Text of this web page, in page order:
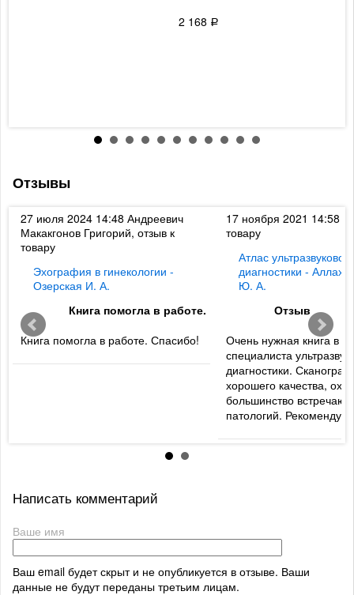
2 168 Р
Отзывы
27 июля 2024 14:48 Андреевич
Макакгонов Григорий, отзыв к
товару
Эхография в гинекологии -
Озерская И. А.
Книга помогла в работе.
Книга помогла в работе. Спасибо!
17 ноября 2021 14:58
товару
Атлас ультразвуковой
диагностики -
Ю. А.
Отзыв
Очень нужная книга в
специалиста
диагностики.
хорошего качества,
большинство
патологий. Рекомендую
Написать комментарий
Ваше имя
Ваш email будет скрыт и не опубликуется в отзыве. Ваши
данные не будут переданы третьим лицам.